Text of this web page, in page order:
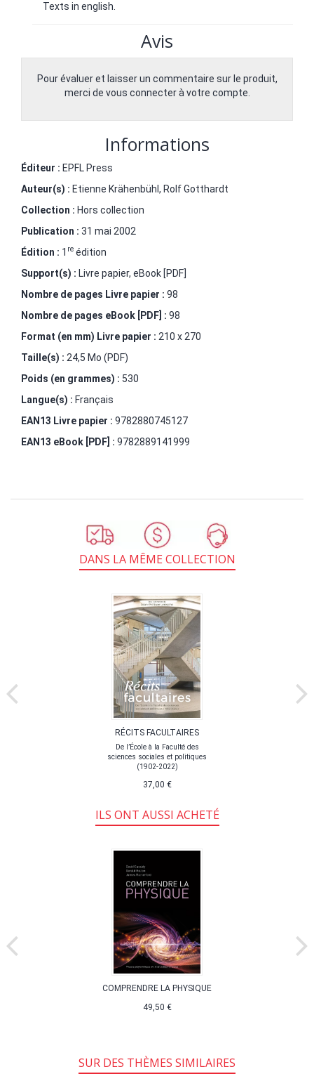
Texts in english.
Avis
Pour évaluer et laisser un commentaire sur le produit,
merci de vous connecter à votre compte.
Informations
Éditeur : EPFL Press
Auteur(s) : Etienne Krähenbühl , Rolf Gotthardt
Collection : Hors collection
Publication : 31 mai 2002
Édition : 1 re édition
Support(s) : Livre papier, eBook [PDF]
Nombre de pages Livre papier : 98
Nombre de pages eBook [PDF] : 98
Format (en mm) Livre papier : 210 x 270
Taille(s) : 24,5 Mo (PDF)
Poids (en grammes) : 530
Langue(s) : Français
EAN13 Livre papier : 9782880745127
EAN13 eBook [PDF] : 9782889141999
DANS LA MÊME COLLECTION
RÉCITS FACULTAIRES
De l’École à la Faculté des
sciences sociales et politiques
(1902-2022)
37,00 €
ILS ONT AUSSI ACHETÉ
COMPRENDRE LA PHYSIQUE
49,50 €
SUR DES THÈMES SIMILAIRES